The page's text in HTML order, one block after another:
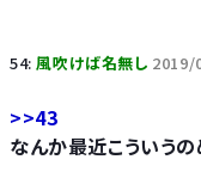
54:風吹けば名無し 2019/
>>43
なんか最近こういう